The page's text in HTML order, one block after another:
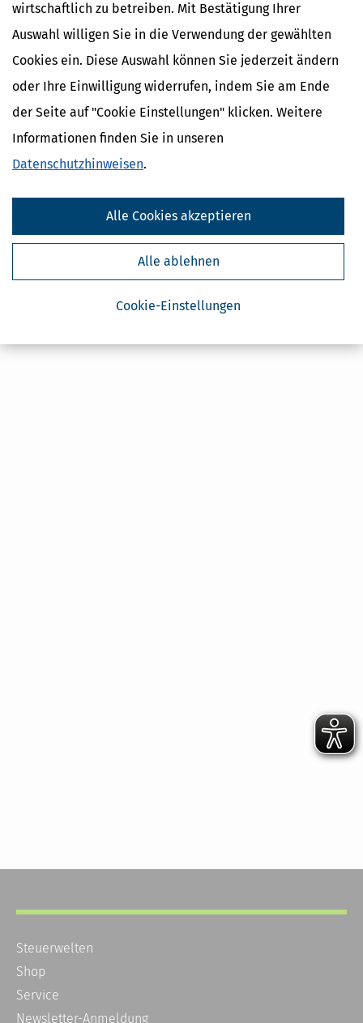
wirtschaftlich zu betreiben. Mit Bestätigung Ihrer
Auswahl willigen Sie in die Verwendung der gewählten
Cookies ein. Diese Auswahl können Sie jederzeit ändern
oder Ihre Einwilligung widerrufen, indem Sie am Ende
der Seite auf "Cookie Einstellungen" klicken. Weitere
Informationen finden Sie in unseren
Datenschutzhinweisen.
Cookie-Einstellungen
Alle ablehnen
Alle Cookies akzeptieren
Steuerwelten
Shop
Service
Newsletter-Anmeldung